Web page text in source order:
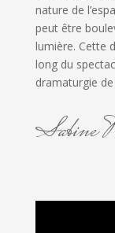
nature de
peut être
lumière. Cette
long du
dramaturgie de
Sabine